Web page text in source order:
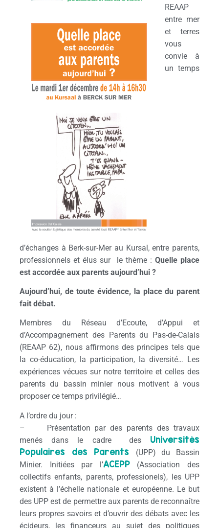
REAAP
entre mer
et terres
vous
convie à
un temps
d’échanges à Berk-sur-Mer au Kursal, entre parents,
professionnels et élus sur le thème : Quelle place
est accordée aux parents aujourd’hui ?
Aujourd’hui, de toute évidence, la place du parent
fait débat.
Membres du Réseau d’Ecoute, d’Appui et
d’Accompagnement des Parents du Pas-de-Calais
(REAAP 62), nous affirmons des principes tels que
la co-éducation, la participation, la diversité… Les
expériences vécues sur notre territoire et celles des
parents du bassin minier nous motivent à vous
proposer ce temps privilégié…
A l’ordre du jour :
– Présentation par des parents des travaux
menés dans le cadre des Universités
Populaires des Parents
(UPP) du Bassin
Minier. Initiées par l’ACEPP(Association des
collectifs enfants, parents, professionels), les UPP
existent à l’échelle nationale et européenne. Le but
des UPP est de permettre aux parents de reconnaître
leurs propres savoirs et d’ouvrir des débats avec les
écideurs, les financeurs au sujet des politiques